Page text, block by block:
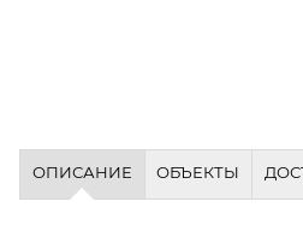
ОПИСАНИЕ ОБЪЕКТЫ